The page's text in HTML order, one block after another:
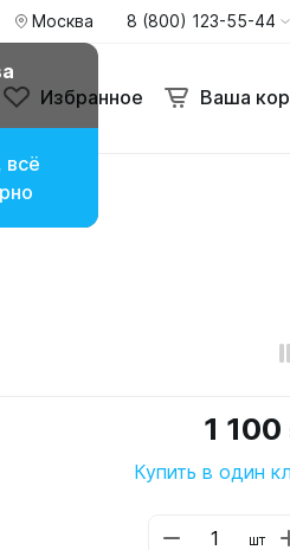
Избранное
Москва
всё
8 (800) 123-55-44
Избранное Ваша
1
Купить в один
шт